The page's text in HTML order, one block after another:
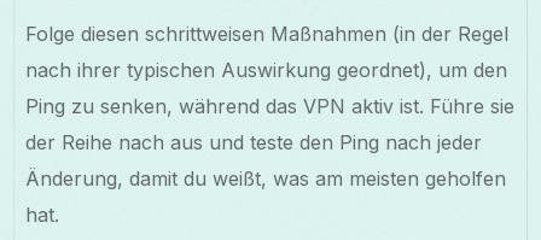
Folge diesen schrittweisen Maßnahmen (in der Regel
nach ihrer typischen Auswirkung geordnet), um den
Ping zu senken, während das VPN aktiv ist. Führe sie
der Reihe nach aus und teste den Ping nach jeder
Änderung, damit du weißt, was am meisten geholfen
hat.